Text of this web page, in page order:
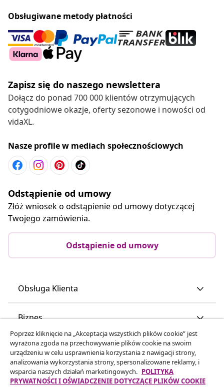
Obsługiwane metody płatności
Zapisz się do naszego newslettera
Dołącz do ponad 700 000 klientów otrzymujących
cotygodniowe okazje, oferty sezonowe i nowości od
vidaXL.
Nasze profile w mediach społecznościowych
Odstąpienie od umowy
Złóż wniosek o odstąpienie od umowy dotyczącej
Twojego zamówienia.
Odstąpienie od umowy
Obsługa Klienta
Biznes
vidaXL
Odkryj więcej
Poprzez kliknięcie na „Akceptacja wszystkich plików cookie” jest
wyrażona zgoda na przechowywanie plików cookie na swoim
urządzeniu w celu usprawnienia korzystania z nawigacji strony,
analizowania wykorzystania strony, spersonalizowane reklamy, i
wsparcia naszych działań marketingowych. POLITYKA
PRYWATNOŚCI I OŚWIADCZENIE DOTYCZĄCE PLIKÓW COOKIE